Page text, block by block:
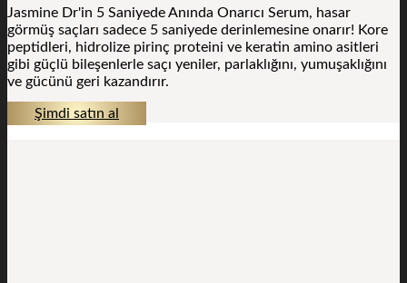
Jasmine Dr'in 5 Saniyede Anında Onarıcı Serum, hasar
görmüş saçları sadece 5 saniyede derinlemesine onarır! Kore
peptidleri, hidrolize pirinç proteini ve keratin amino asitleri
gibi güçlü bileşenlerle saçı yeniler, parlaklığını, yumuşaklığını
ve gücünü geri kazandırır.
Şimdi satın al